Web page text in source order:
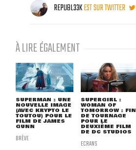
REPUBL33KEST SUR TWITTER
À LIRE ÉGALEMENT
SUPERMAN : UNE
NOUVELLE IMAGE
(AVEC KRYPTO LE
TOUTOU) POUR LE
FILM DE JAMES
GUNN
BRÈVE
SUPERGIRL :
WOMAN OF
TOMORROW : FIN
DE TOURNAGE
POUR LE
DEUXIÈME FILM
DE DC STUDIOS
ECRANS